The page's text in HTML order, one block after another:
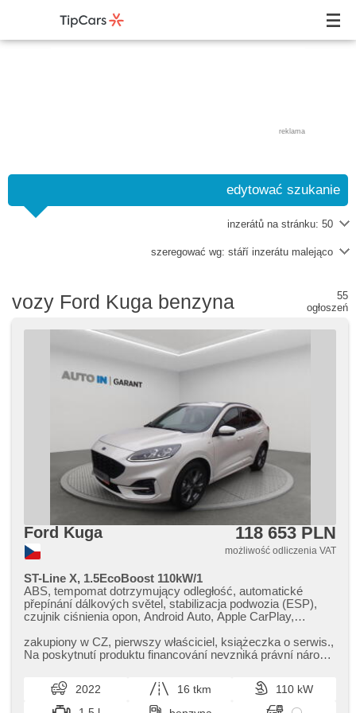
reklama
edytować szukanie
inzerátů na stránku: 50
szeregować wg: stáří inzerátu malejąco
vozy Ford Kuga benzyna
55
ogłoszeń
Ford Kuga 118 653 PLN
możliwość odliczenia VAT
ST-Line X, 1.5EcoBoost 110kW/1
ABS, tempomat dotrzymujący odległość, automatické
přepínání dálkových světel, stabilizacja podwozia (ESP),
czujnik ciśnienia opon, Android Auto, Apple CarPlay,
pola, asystent parkowania, parkovací kamera, parkovací
senzory zadní, ukazatel rychlostního limitu (SLIF), asistent
kierowniczego, światła do jazdy dziennej, LED adaptivní
světlomety, halogeny, zamykanie centralne - zdalne,
immobilizer, wyłączenie poduszki pasażera, isofix, digitální
zakupiony w CZ,​ pierwszy właściciel,​ książeczka o serwis.,​
Na poskytnutí produktu financování nevzniká právní nárok,​
2022 16 tkm
110 kW